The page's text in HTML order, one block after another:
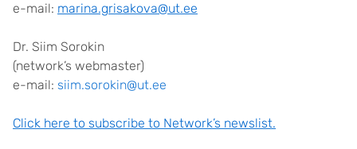
e-mail: marina.grisakova@ut.ee
Dr. Siim Sorokin
(network’s webmaster)
e-mail: siim.sorokin@ut.ee
Click here to subscribe to Network’s newslist.